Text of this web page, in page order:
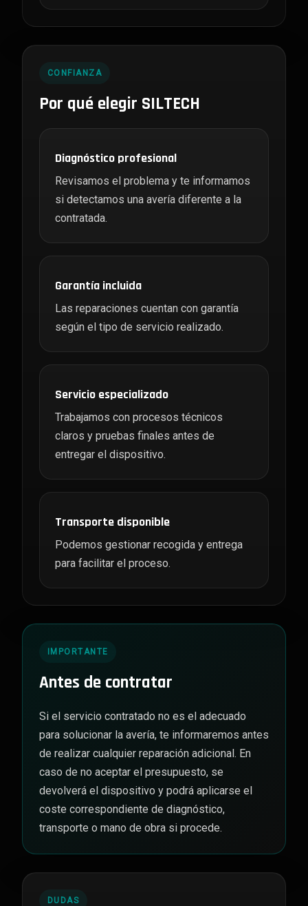
CONFIANZA
Por qué elegir SILTECH
Diagnóstico profesional
Revisamos el problema y te informamos
si detectamos una avería diferente a la
contratada.
Garantía incluida
Las reparaciones cuentan con garantía
según el tipo de servicio realizado.
Servicio especializado
Trabajamos con procesos técnicos
claros y pruebas finales antes de
entregar el dispositivo.
Transporte disponible
Podemos gestionar recogida y entrega
para facilitar el proceso.
IMPORTANTE
Antes de contratar
Si el servicio contratado no es el adecuado
para solucionar la avería, te informaremos antes
de realizar cualquier reparación adicional. En
caso de no aceptar el presupuesto, se
devolverá el dispositivo y podrá aplicarse el
coste correspondiente de diagnóstico,
transporte o mano de obra si procede.
DUDAS